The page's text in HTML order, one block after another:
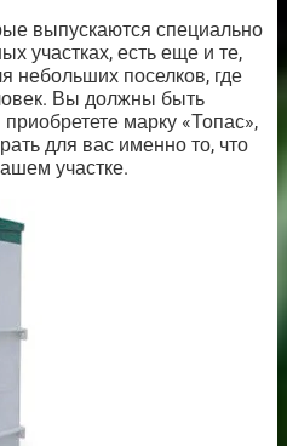
выпускаются специально
участках, есть еще и те,
небольших поселков, где
Вы должны быть
марку «Топас»,
для вас именно то, что
участке.